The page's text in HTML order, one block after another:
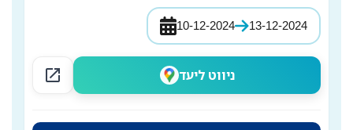
10-12-2024 13-12-2024
open_in_new ניווט ליעד